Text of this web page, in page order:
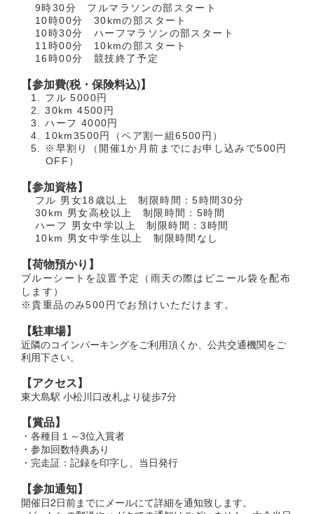
9時30分 フルマラソンの部スタート
10時00分 30kmの部スタート
10時30分 ハーフマラソンの部スタート
11時00分 10kmの部スタート
16時00分 競技終了予定
【参加費(税・保険料込)】
フル 5000円
30km 4500円
ハーフ 4000円
10km3500円（ペア割一組6500円）
※早割り（開催1か月前までにお申し込みで500円
OFF）
【参加資格】
フル 男女18歳以上 制限時間：5時間30分
30km 男女高校以上 制限時間：5時間
ハーフ 男女中学以上 制限時間：3時間
10km 男女中学生以上 制限時間なし
【荷物預かり】
ブルーシートを設置予定（雨天の際はビニール袋を配布
します）
※貴重品のみ500円でお預けいただけます。
【駐車場】
近隣のコインパーキングをご利用頂くか、公共交通機関をご
利用下さい。
【アクセス】
東大島駅 小松川口改札より徒歩7分
【賞品】
・各種目１～3位入賞者
・参加回数特典あり
・完走証：記録を印字し、当日発行
【参加通知】
開催日2日前までにメールにて詳細を通知致します。